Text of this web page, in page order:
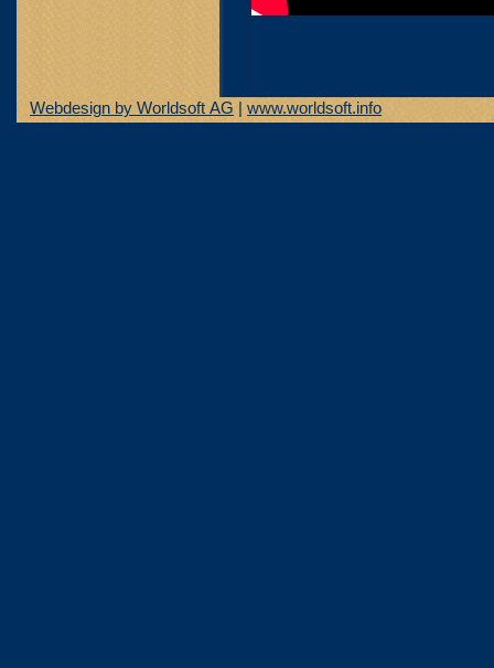
Webdesign by Worldsoft AG www.worldsoft.info